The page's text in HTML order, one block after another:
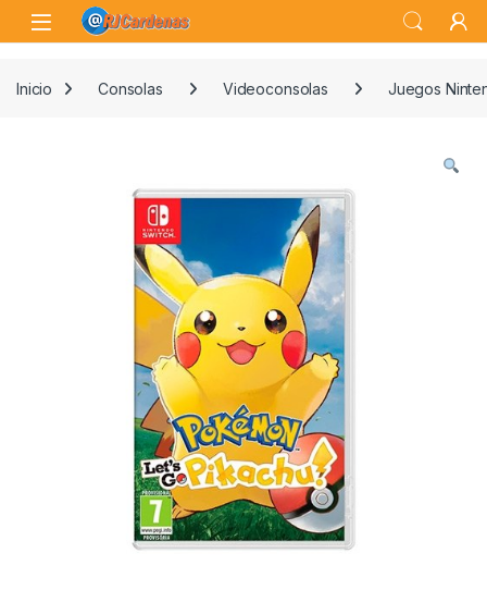
Skip to navigation
Skip to content
Open
Inicio Consolas Videoconsolas Juegos